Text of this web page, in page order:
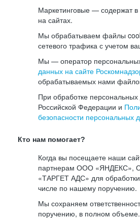
Маркетинговые — содержат
на сайтах.
Мы обрабатываем файлы
сетевого трафика с учетом
Мы — оператор
данных на сайте
обрабатываемых нами
При обработке
Российской Федерации и
безопасности
Кто нам помогает?
Когда вы посещаете наши
партнерам ООО «ЯНДЕКС»,
«ТАРГЕТ АДС» для
числе по нашему поручению.
Мы сохраняем
поручению, в полном объеме.